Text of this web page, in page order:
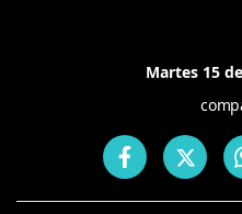
Martes 15